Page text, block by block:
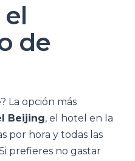
de
La opción más
Beijing, el hotel en la
por hora y todas las
prefieres no gastar